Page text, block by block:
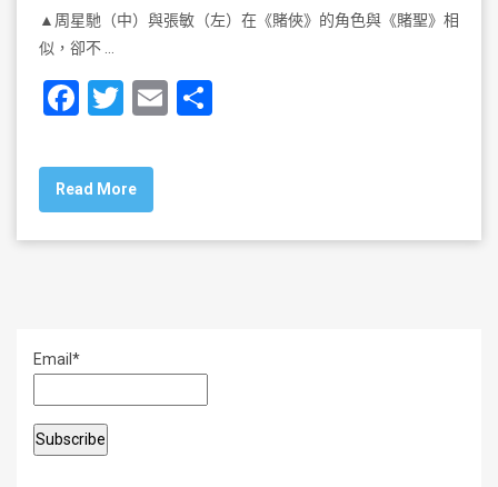
▲周星馳（中）與張敏（左）在《賭俠》的角色與《賭聖》相
似，卻不 …
F
c
e
b
k
T
tt
er
E
Read More
Email*